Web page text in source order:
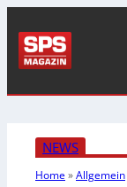
NEWS
Home»Allgemein